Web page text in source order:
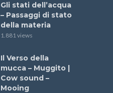
Gli stati dell’acqua
– Passaggi di stato
della materia
1.881 views
Il Verso della
mucca – Muggito |
Cow sound –
Mooing